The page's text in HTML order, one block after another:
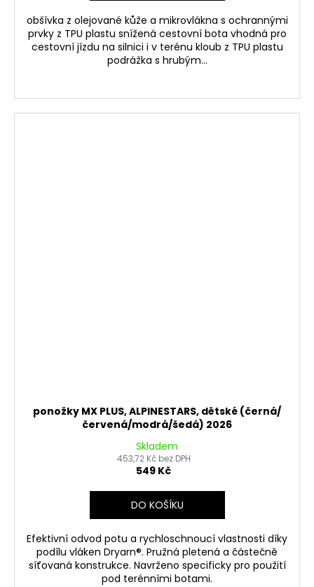
obšívka z olejované kůže a mikrovlákna s ochrannými
prvky z TPU plastu snížená cestovní bota vhodná pro
cestovní jízdu na silnici i v terénu kloub z TPU plastu
podrážka s hrubým...
ponožky MX PLUS, ALPINESTARS, dětské (černá/
červená/modrá/šedá) 2026
Skladem
453,72 Kč bez DPH
549 Kč
DO KOŠÍKU
Efektivní odvod potu a rychloschnoucí vlastnosti díky
podílu vláken Dryarn®. Pružná pletená a částečně
síťovaná konstrukce. Navrženo specificky pro použití
pod terénními botami.